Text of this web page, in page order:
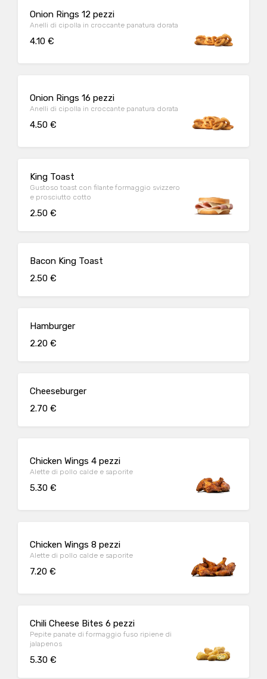
Onion Rings 12 pezzi
Anelli di cipolla in croccante panatura dorata
4.10 €
Onion Rings 16 pezzi
Anelli di cipolla in croccante panatura dorata
4.50 €
King Toast
Gustoso toast con filante formaggio svizzero
e prosciutto cotto
2.50 €
Bacon King Toast
2.50 €
Hamburger
2.20 €
Cheeseburger
2.70 €
Chicken Wings 4 pezzi
Alette di pollo calde e saporite
5.30 €
Chicken Wings 8 pezzi
Alette di pollo calde e saporite
7.20 €
Chili Cheese Bites 6 pezzi
Pepite panate di formaggio fuso ripiene di
jalapenos
5.30 €